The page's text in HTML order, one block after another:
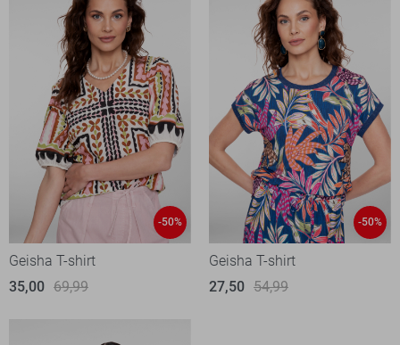
-50%
Geisha T-shirt
35,00 69,99
-50%
Geisha T-shirt
27,50 54,99